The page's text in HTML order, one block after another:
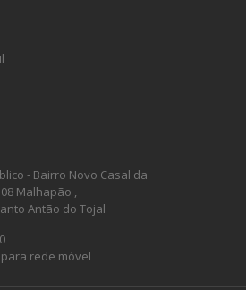
- Bairro Novo Casal da
Malhapão ,
Antão do Tojal
rede móvel